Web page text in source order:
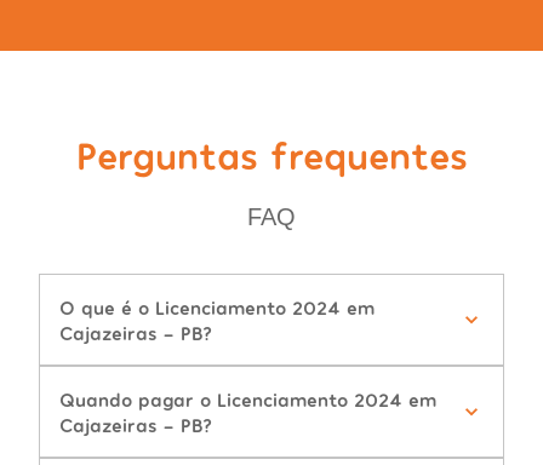
Perguntas frequentes
FAQ
O que é o Licenciamento 2024 em
Cajazeiras - PB?
Quando pagar o Licenciamento 2024 em
Cajazeiras - PB?